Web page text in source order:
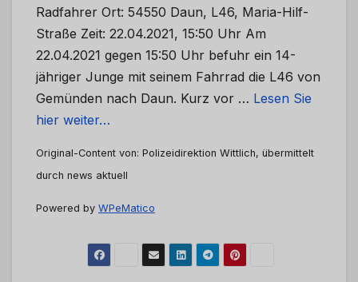
Radfahrer Ort: 54550 Daun, L46, Maria-Hilf-
Straße Zeit: 22.04.2021, 15:50 Uhr Am
22.04.2021 gegen 15:50 Uhr befuhr ein 14-
jähriger Junge mit seinem Fahrrad die L46 von
Gemünden nach Daun. Kurz vor … Lesen Sie
hier weiter…
Original-Content von: Polizeidirektion Wittlich, übermittelt
durch news aktuell
Powered by WPeMatico